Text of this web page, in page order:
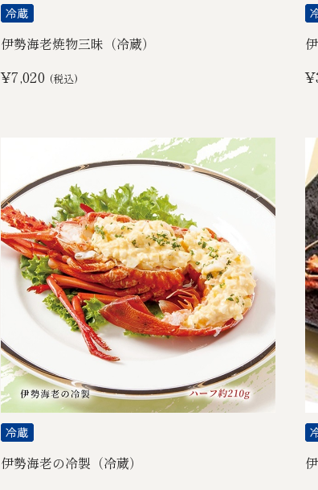
伊勢海老焼物三昧（冷蔵）
¥7,020 (税込)
伊勢海老の冷製（冷蔵）